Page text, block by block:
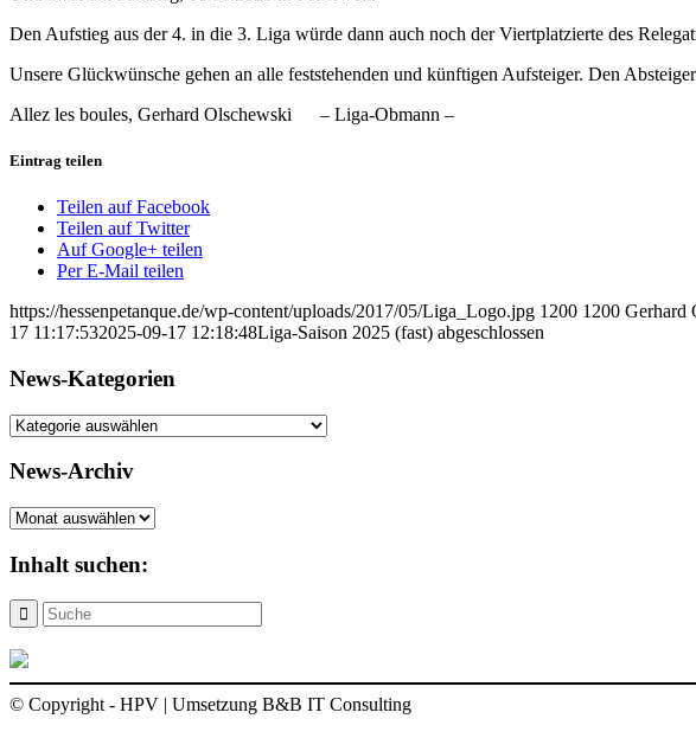
Den Aufstieg aus der 4. in die 3. Liga würde dann auch noch der Viertplatzierte des
Unsere Glückwünsche gehen an alle feststehenden und künftigen Aufsteiger. Den
Allez les boules, Gerhard Olschewski – Liga-Obmann –
Eintrag teilen
Teilen auf Facebook
Teilen auf Twitter
Auf Google+ teilen
Per E-Mail teilen
https://hessenpetanque.de/wp-content/uploads/2017/05/Liga_Logo.jpg 1200 1200 Gerhard
17 11:17:532025-09-17 12:18:48Liga-Saison 2025 (fast) abgeschlossen
News-Kategorien
News-
News-Archiv
News-
Inhalt suchen:
© Copyright - HPV | Umsetzung B&B IT Consulting